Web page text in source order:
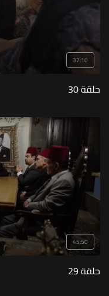
37:10
حلقة 30
45:50
حلقة 29